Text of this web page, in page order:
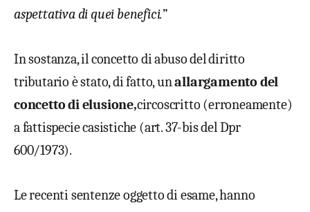
aspettativa di quei benefici.”
In sostanza, il concetto di abuso del diritto
tributario è stato, di fatto, unallargamento del
concetto di elusione,circoscritto (erroneamente)
a fattispecie casistiche (art. 37-bis del Dpr
600/1973).
Le recenti sentenze oggetto di esame, hanno